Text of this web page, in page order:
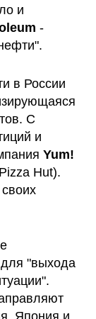
и
-
в России
С
и
Yum!
Hut).
"выхода